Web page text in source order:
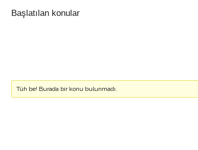
Başlatılan konular
Tüh be! Burada bir konu bulunmadı.